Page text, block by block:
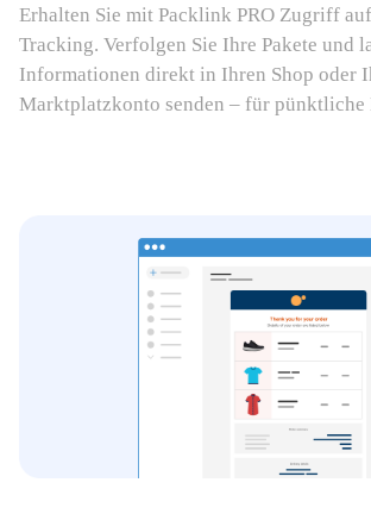
Erhalten Sie mit Packlink PRO Zugriff
Tracking. Verfolgen Sie Ihre Pakete und
Informationen direkt in Ihren Shop oder
Marktplatzkonto senden – für pünktliche